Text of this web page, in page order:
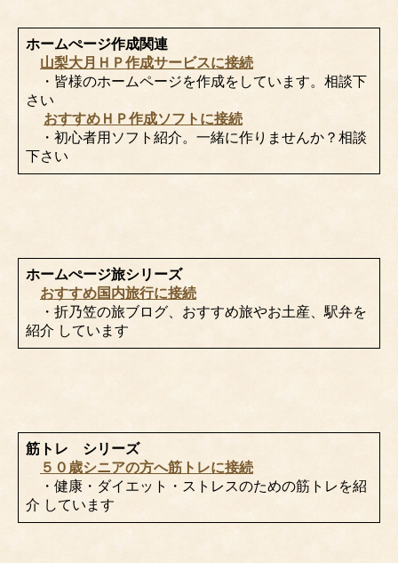
ホームぺージ作成関連
山梨大月ＨＰ作成サービスに接続
・皆様のホームページを作成をしています。相談下
さい
おすすめＨＰ作成ソフトに接続
・初心者用ソフト紹介。一緒に作りませんか？相談
下さい
ホームぺージ旅シリーズ
おすすめ国内旅行に接続
・折乃笠の旅ブログ、おすすめ旅やお土産、駅弁を
紹介 しています
筋トレ シリーズ
５０歳シニアの方へ筋トレに接続
・健康・ダイエット・ストレスのための筋トレを紹
介 しています